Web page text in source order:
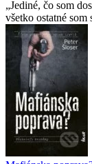
Jediné, čo som
všetko ostatné